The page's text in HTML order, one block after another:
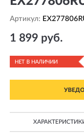
Артикул:
1 899 руб.
НЕТ В НАЛИЧИИ